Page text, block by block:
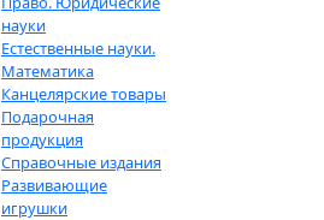
науки
Естественные науки.
Математика
Канцелярские товары
Подарочная
продукция
Справочные издания
Развивающие
игрушки